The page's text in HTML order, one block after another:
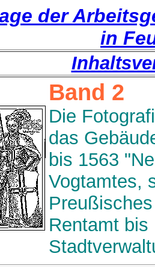
der
in
Band 2
Die
das
bis 1563
Vogtamtes,
Rentamt